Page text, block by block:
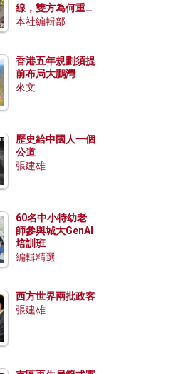
線，雙方為何重啟
戰爭？伊朗一早洞
本社編輯部
香港五年規劃須提
前布局大鵬灣
來文
歷史給中國人一個
公道
張建雄
60名中小特幼老
師參與城大GenAI
培訓班
編輯精選
西方世界兩批政客
張建雄